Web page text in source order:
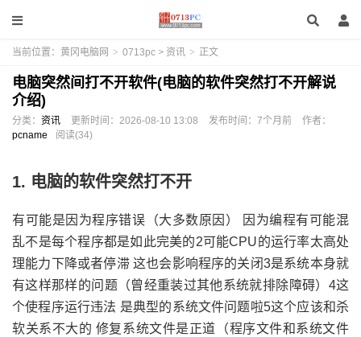
当前位置： 黄冈电脑网 > 0713pc > 资讯 > 正文
电脑突然间打不开软件(电脑的软件突然打不开解说
介绍)
分类： 资讯 更新时间： 2026-08-10 13:08 发布时间： 7个月前
作者：
pcname
阅读(34)
1. 电脑的软件突然打不开
有可能是因为程序错误（大多数原因） 因为编程有可能混
乱不是每个程序都是如此完美的2可能CPU的运行率太高处
理能力下降或者停滞 这也会影响程序的关闭3是系统本身就
有这样那样的问题（曾经重装过其他系统就排除障碍）4这
个使程序运行违法 是典型的系统文件问题啦5这个应该和杀
软关系不大的 修复系统文件是正道（程序文件和系统文件